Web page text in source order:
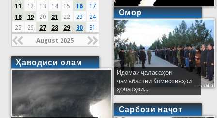
11
12 13 14 15 16
17
18
19 20 21 22 23
24
25
26 27 28 29 30 31
August 2025
Ҳаводиси олам
Омор
Идомаи ҷаласаҳои
ҷамъбастии Комиссияҳои
ҳолатҳои...
Сарбози наҷот